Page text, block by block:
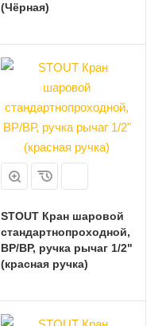
(Чёрная)
STOUT Кран шаровой
стандартнопроходной,
ВР/ВР, ручка рычаг 1/2"
(красная ручка)